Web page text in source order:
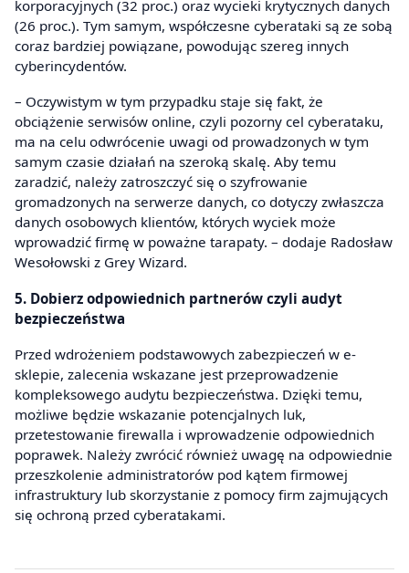
korporacyjnych (32 proc.) oraz wycieki krytycznych danych
(26 proc.). Tym samym, współczesne cyberataki są ze sobą
coraz bardziej powiązane, powodując szereg innych
cyberincydentów.
– Oczywistym w tym przypadku staje się fakt, że
obciążenie serwisów online, czyli pozorny cel cyberataku,
ma na celu odwrócenie uwagi od prowadzonych w tym
samym czasie działań na szeroką skalę. Aby temu
zaradzić, należy zatroszczyć się o szyfrowanie
gromadzonych na serwerze danych, co dotyczy zwłaszcza
danych osobowych klientów, których wyciek może
wprowadzić firmę w poważne tarapaty. – dodaje Radosław
Wesołowski z Grey Wizard.
5. Dobierz odpowiednich partnerów czyli audyt
bezpieczeństwa
Przed wdrożeniem podstawowych zabezpieczeń w e-
sklepie, zalecenia wskazane jest przeprowadzenie
kompleksowego audytu bezpieczeństwa. Dzięki temu,
możliwe będzie wskazanie potencjalnych luk,
przetestowanie firewalla i wprowadzenie odpowiednich
poprawek. Należy zwrócić również uwagę na odpowiednie
przeszkolenie administratorów pod kątem firmowej
infrastruktury lub skorzystanie z pomocy firm zajmujących
się ochroną przed cyberatakami.